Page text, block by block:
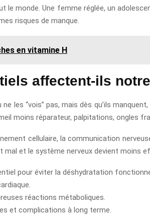
monde. Une femme réglée, un
risques de manque.
en vitamine H
affectent-ils
les “vois” pas, mais dès qu’ils
moins réparateur, palpitations, ongles
cellulaire, la communication
et le système nerveux devient moins
pour éviter la déshydratation
réactions métaboliques.
et complications à long terme.